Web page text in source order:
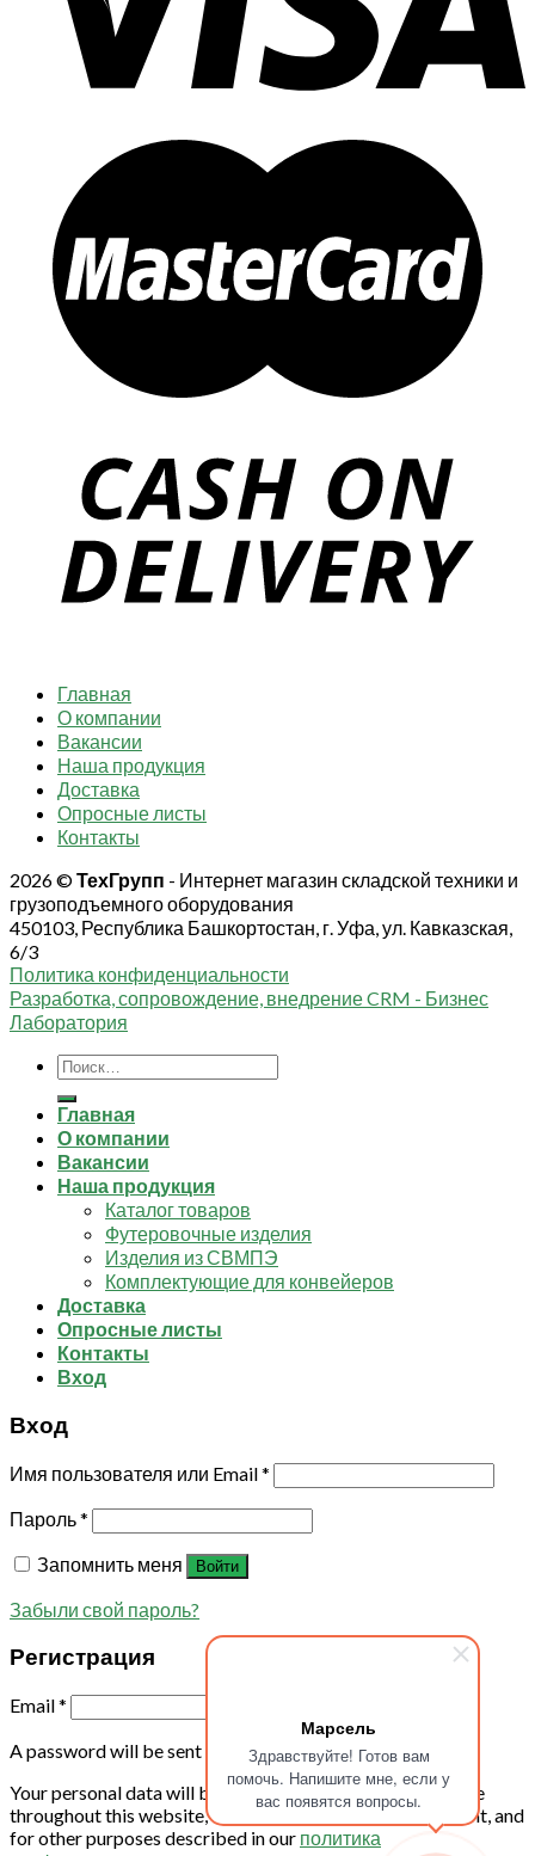
Марсель
Здравствуйте! Готов вам
помочь. Напишите мне, если у
вас появятся вопросы.
Главная
О компании
Вакансии
Наша продукция
Доставка
Опросные листы
Контакты
2026 ©ТехГрупп - Интернет магазин складской техники и
грузоподъемного оборудования
450103, Республика Башкортостан, г. Уфа, ул. Кавказская,
6/3
Политика конфиденциальности
Разработка, сопровождение, внедрение CRM - Бизнес
Лаборатория
Искать:
Главная
О компании
Вакансии
Наша продукция
Каталог товаров
Футеровочные изделия
Изделия из СВМПЭ
Комплектующие для конвейеров
Доставка
Опросные листы
Контакты
Вход
Вход
Имя пользователя или Email*
Пароль*
Запомнить меня
Войти
Забыли свой пароль?
Регистрация
Email*
A password will be sent to your email address.
Your personal data will be used to support your experience
throughout this website, to manage access to your account, and
for other purposes described in our политика